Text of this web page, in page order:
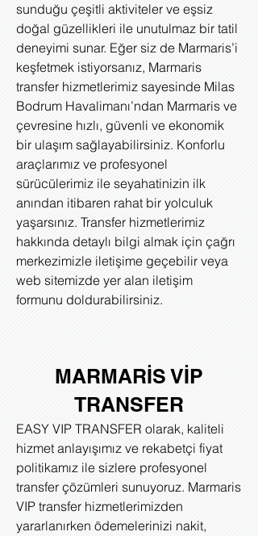
sunduğu çeşitli aktiviteler ve eşsiz
doğal güzellikleri ile unutulmaz bir tatil
deneyimi sunar. Eğer siz de Marmaris’i
keşfetmek istiyorsanız, Marmaris
transfer hizmetlerimiz sayesinde Milas
Bodrum Havalimanı’ndan Marmaris ve
çevresine hızlı, güvenli ve ekonomik
bir ulaşım sağlayabilirsiniz. Konforlu
araçlarımız ve profesyonel
sürücülerimiz ile seyahatinizin ilk
anından itibaren rahat bir yolculuk
yaşarsınız. Transfer hizmetlerimiz
hakkında detaylı bilgi almak için çağrı
merkezimizle iletişime geçebilir veya
web sitemizde yer alan iletişim
formunu doldurabilirsiniz.
MARMARİS VİP
TRANSFER
EASY VIP TRANSFER olarak, kaliteli
hizmet anlayışımız ve rekabetçi fiyat
politikamız ile sizlere profesyonel
transfer çözümleri sunuyoruz. Marmaris
VIP transfer hizmetlerimizden
yararlanırken ödemelerinizi nakit,